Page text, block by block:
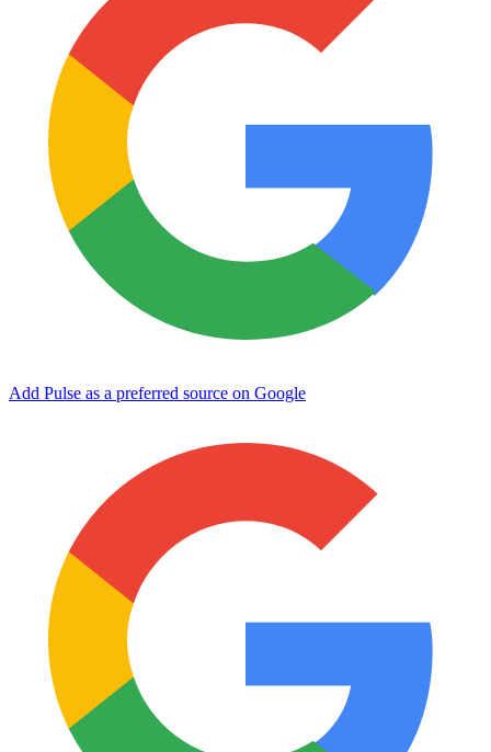
Add Pulse as a preferred source on Google